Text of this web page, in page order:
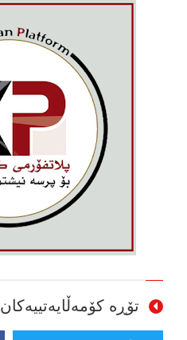
تۆڕە کۆمەڵایەتییەکان